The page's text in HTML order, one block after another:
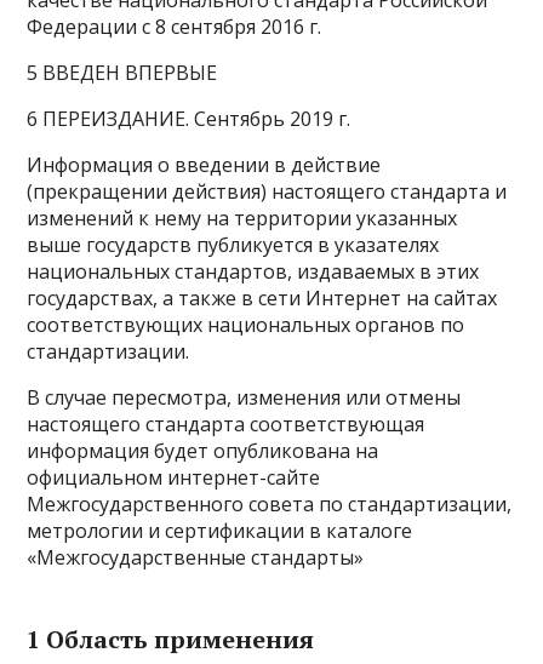
Федерации с 8 сентября 2016 г.
5 ВВЕДЕН ВПЕРВЫЕ
6 ПЕРЕИЗДАНИЕ. Сентябрь 2019 г.
Информация о введении в действие
(прекращении действия) настоящего стандарта и
изменений к нему на территории указанных
выше государств публикуется в указателях
национальных стандартов, издаваемых в этих
государствах, а также в сети Интернет на сайтах
соответствующих национальных органов по
стандартизации.
В случае пересмотра, изменения или отмены
настоящего стандарта соответствующая
информация будет опубликована на
официальном интернет-сайте
Межгосударственного совета по стандартизации,
метрологии и сертификации в каталоге
«Межгосударственные стандарты»
1 Область применения